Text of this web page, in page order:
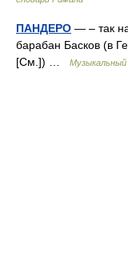
ПАНДЕРО — – так
барабан Басков (в
[См.]) …
Музыкальный